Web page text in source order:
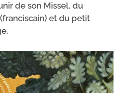
de son Missel, du
et du petit